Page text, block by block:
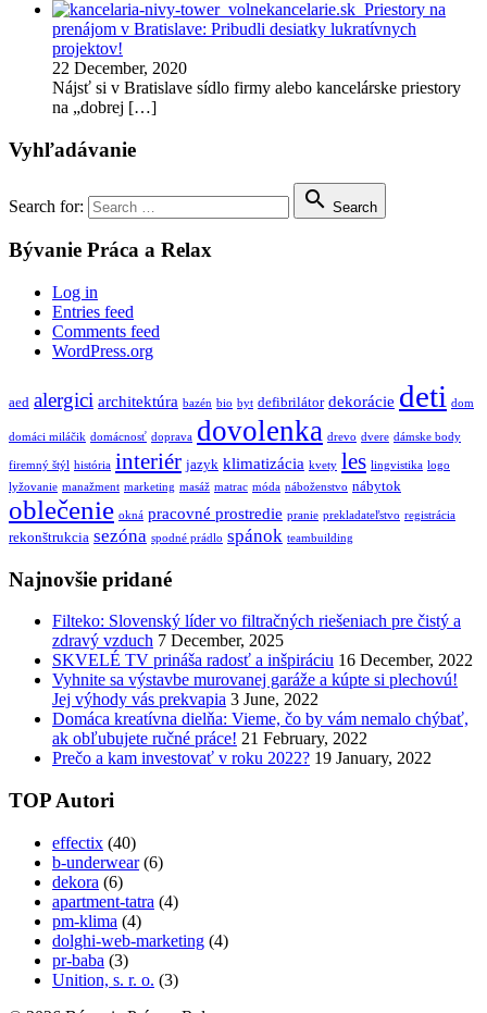
Priestory na
prenájom v Bratislave: Pribudli desiatky lukratívnych
projektov!
22 December, 2020
Nájsť si v Bratislave sídlo firmy alebo kancelárske priestory
na „dobrej […]
Vyhľadávanie
Search for:  Search
Bývanie Práca a Relax
Log in
Entries feed
Comments feed
WordPress.org
aed alergici architektúra bazén bio byt defibrilátor dekorácie deti dom
domáci miláčik domácnosť doprava dovolenka drevo dvere dámske body
firemný štýl história interiér jazyk klimatizácia kvety les lingvistika logo
lyžovanie manažment marketing masáž matrac móda náboženstvo nábytok
oblečenie okná pracovné prostredie pranie prekladateľstvo registrácia
rekonštrukcia sezóna spodné prádlo spánok teambuilding
Najnovšie pridané
Filteko: Slovenský líder vo filtračných riešeniach pre čistý a
zdravý vzduch 7 December, 2025
SKVELÉ TV prináša radosť a inšpiráciu 16 December, 2022
Vyhnite sa výstavbe murovanej garáže a kúpte si plechovú!
Jej výhody vás prekvapia 3 June, 2022
Domáca kreatívna dielňa: Vieme, čo by vám nemalo chýbať,
ak obľubujete ručné práce! 21 February, 2022
Prečo a kam investovať v roku 2022? 19 January, 2022
TOP Autori
effectix (40)
b-underwear(6)
dekora (6)
apartment-tatra (4)
pm-klima (4)
dolghi-web-marketing (4)
pr-baba (3)
Unition, s. r. o. (3)